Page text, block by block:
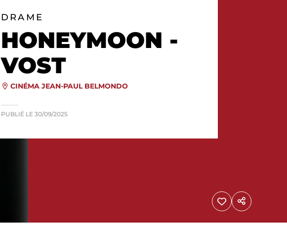
DRAME
HONEYMOON -
VOST
CINÉMA JEAN-PAUL BELMONDO
PUBLIÉ LE 30/09/2025